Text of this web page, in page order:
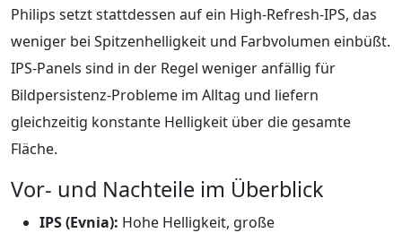
Philips setzt stattdessen auf ein High-Refresh-IPS, das
weniger bei Spitzenhelligkeit und Farbvolumen einbüßt.
IPS-Panels sind in der Regel weniger anfällig für
Bildpersistenz-Probleme im Alltag und liefern
gleichzeitig konstante Helligkeit über die gesamte
Fläche.
Vor- und Nachteile im Überblick
IPS (Evnia): Hohe Helligkeit, große